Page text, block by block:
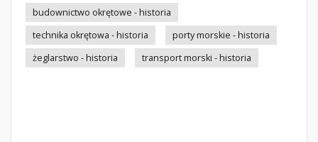
budownictwo okrętowe - historia
technika okrętowa - historia
porty morskie - historia
żeglarstwo - historia
transport morski - historia